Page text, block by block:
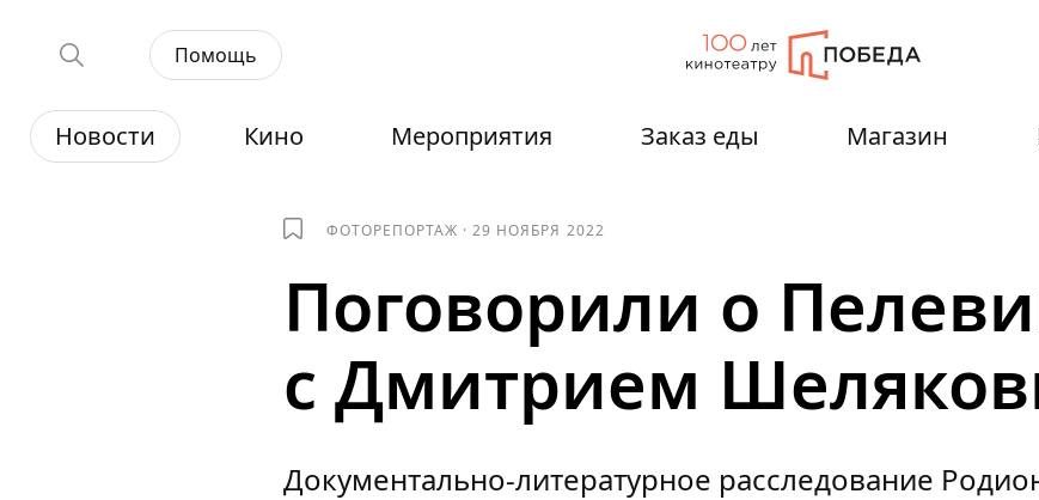
Помощь
Новости Кино Мероприятия Заказ еды Магазин
ФОТОРЕПОРТАЖ ·29 НОЯБРЯ 2022
Поговорили о
с Дмитрием
Документально-литературное расследование